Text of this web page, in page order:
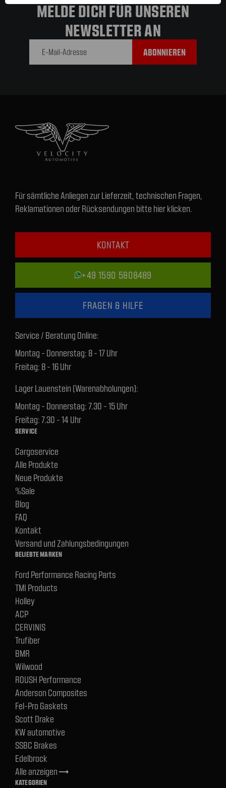
MELDE DICH FÜR UNSEREN
NEWSLETTER AN
Für sämtliche Anliegen zur Lieferzeit, technischen Fragen,
Reklamationen oder Rücksendungen bitte hier klicken.
KONTAKT
+49 1590 5808489
FRAGEN & HILFE
Service / Beratung Online:
Montag - Donnerstag: 8 - 17 Uhr
Freitag: 8 - 16 Uhr
Lager Lauenstein (Warenabholungen):
Montag - Donnerstag: 7.30 - 15 Uhr
Freitag: 7.30 - 14 Uhr
SERVICE
Cargoservice
Alle Produkte
Neue Produkte
%Sale
Blog
FAQ
Kontakt
Versand und Zahlungsbedingungen
BELIEBTE MARKEN
Ford Performance Racing Parts
TMI Products
Holley
ACP
CERVINIS
Trufiber
BMR
Wilwood
ROUSH Performance
Anderson Composites
Fel-Pro Gaskets
Scott Drake
KW automotive
SSBC Brakes
Edelbrock
Alle anzeigentrending_flat
KATEGORIEN